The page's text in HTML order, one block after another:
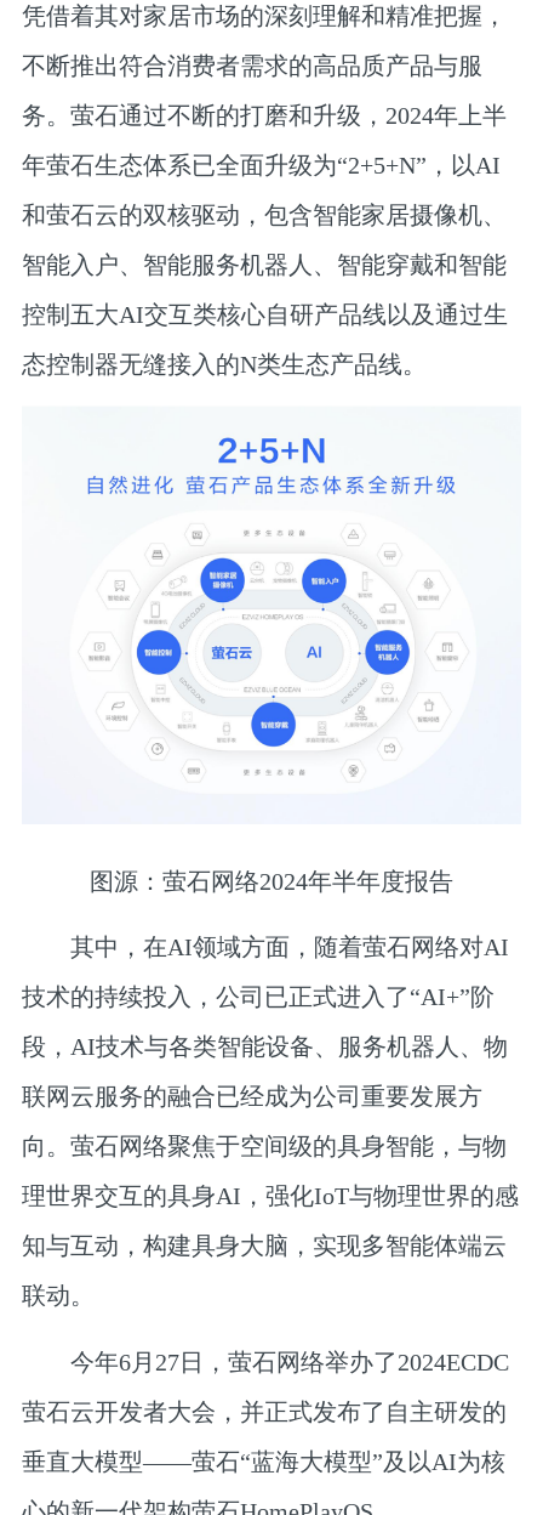
凭借着其对家居市场的深刻理解和精准把握，
不断推出符合消费者需求的高品质产品与服
务。萤石通过不断的打磨和升级，2024年上半
年萤石生态体系已全面升级为“2+5+N”，以AI
和萤石云的双核驱动，包含智能家居摄像机、
智能入户、智能服务机器人、智能穿戴和智能
控制五大AI交互类核心自研产品线以及通过生
态控制器无缝接入的N类生态产品线。
图源：萤石网络2024年半年度报告
其中，在AI领域方面，随着萤石网络对AI
技术的持续投入，公司已正式进入了“AI+”阶
段，AI技术与各类智能设备、服务机器人、物
联网云服务的融合已经成为公司重要发展方
向。萤石网络聚焦于空间级的具身智能，与物
理世界交互的具身AI，强化IoT与物理世界的感
知与互动，构建具身大脑，实现多智能体端云
联动。
今年6月27日，萤石网络举办了2024ECDC
萤石云开发者大会，并正式发布了自主研发的
垂直大模型——萤石“蓝海大模型”及以AI为核